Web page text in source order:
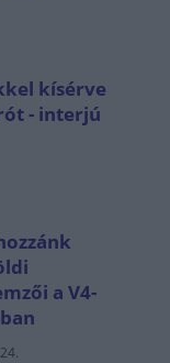
kísérve
- interjú
a V4-